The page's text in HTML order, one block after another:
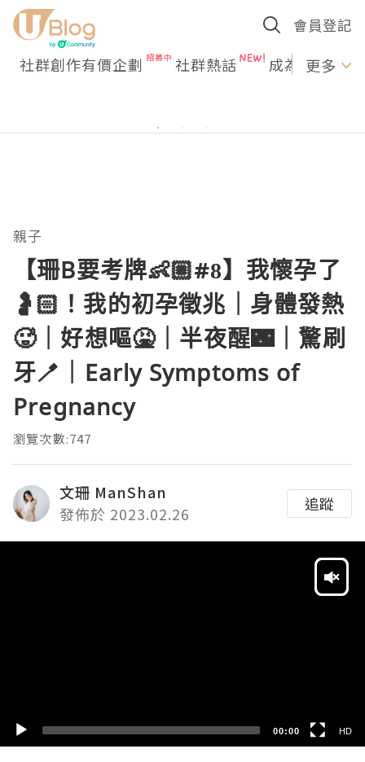
會員登記
社群創作有價企劃 社群熱話 成為U更多
親子
【珊B要考牌👶🏼#8】我懷孕了
🤰🏻！我的初孕徵兆｜身體發熱
🥵｜好想嘔🤮｜半夜醒🌃｜驚刷
牙🪥｜Early Symptoms of
Pregnancy
瀏覽次數:747
文珊 ManShan
發佈於 2023.02.26
追蹤
00:00 HD